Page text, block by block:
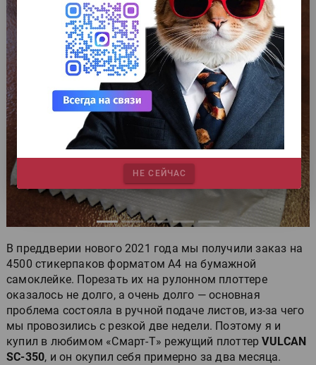
В преддверии нового 2021 года мы получили заказ на
4500 стикерпаков форматом А4 на бумажной
самоклейке. Порезать их на рулонном плоттере
оказалось не долго, а очень долго — основная
проблема состояла в ручной подаче листов, из-за чего
мы провозились с резкой две недели. Поэтому я и
купил в любимом «Смарт-Т» режущий плоттерVULCAN
SC-350, и он окупил себя примерно за два месяца.
НЕ СЕЙЧАС